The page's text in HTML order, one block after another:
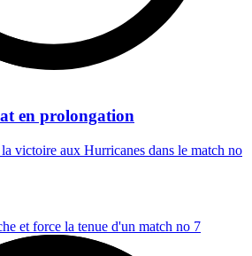
en prolongation
victoire aux Hurricanes dans le match no